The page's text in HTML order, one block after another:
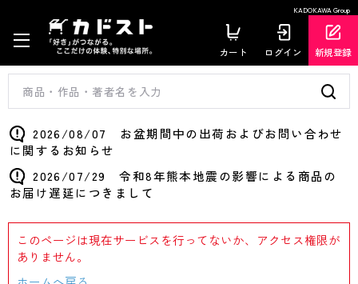
KADOKAWA Group
カート ログイン 新規登録
2026/08/07 お盆期間中の出荷およびお問い合わせ
に関するお知らせ
2026/07/29 令和8年熊本地震の影響による商品の
お届け遅延につきまして
このページは現在サービスを行ってないか、アクセス権限が
ありません。